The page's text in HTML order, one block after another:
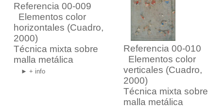
Referencia 00-009
Elementos color
horizontales (Cuadro,
2000)
Técnica mixta sobre
malla metálica
► + info
Referencia 00-010
Elementos color
verticales (Cuadro,
2000)
Técnica mixta sobre
malla metálica